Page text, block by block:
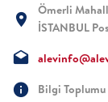
Ömerli
İSTANBUL
Bilgi